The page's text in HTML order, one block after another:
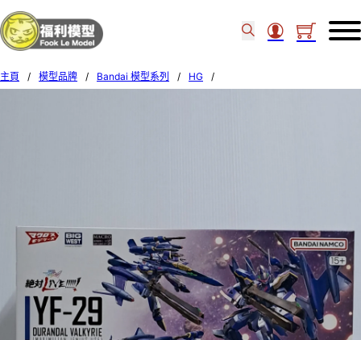
主頁 / 模型品牌 / Bandai 模型系列 / HG
/